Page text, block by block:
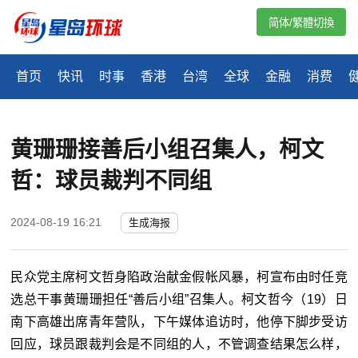
首页 快讯 时事 香港 台湾 全球 金融 消费
简体/繁體切換
黄珊珊接善后小组召集人，柯文
哲：球员裁判不同组
2024-08-19 16:21 生成海报
民众党主席柯文哲身陷政治献金假帐风暴，柯宣布由时任竞
选总干事黄珊珊担任“善后小组”召集人。柯文哲今（19）日
南下高雄出席青年营队，下午媒体追访时，他停下脚步受访
回应，球员跟裁判会是不同组的人，不管调查结果怎么样，